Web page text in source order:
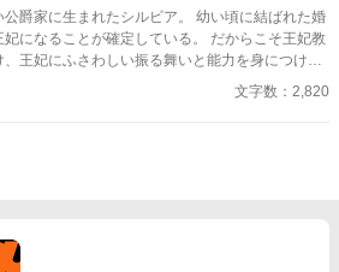
え、間違っていたのは私のほう。あなたの愛が正
生まれたシルビア。 幼い頃に結ばれた婚
ることが確定している。 だからこそ王妃教
王妃にふさわしい振る舞いと能力を身につけ
外追放をいい渡す。 はぁ〜、一体誰の悪
文字数：2,820